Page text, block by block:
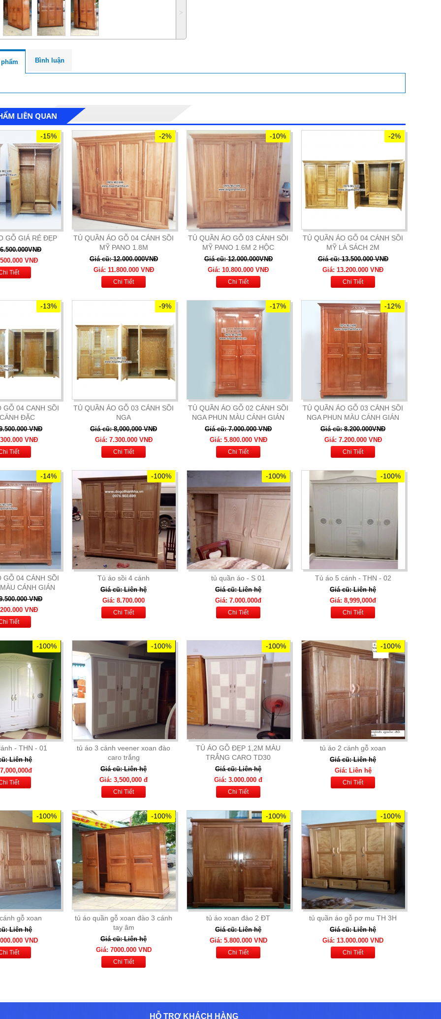
˃
Bình luận
LIÊN QUAN
-15%
GỖ GIÁ RẺ ĐẸP
VNĐ
Tiết
-2%
TỦ QUẦN ÁO GỖ 04 CÁNH SỒI
MỸ PANO 1.8M
Giá cũ: 12.000.000VNĐ
Giá: 11.800.000 VNĐ
Chi Tiết
-10%
TỦ QUẦN ÁO GỖ 03 CÁNH SỒI
MỸ PANO 1.6M 2 HỘC
Giá cũ: 12.000.000VNĐ
Giá: 10.800.000 VNĐ
Chi Tiết
-2%
TỦ QUẦN ÁO GỖ 04 CÁNH SỒI
MỸ LÁ SÁCH 2M
Giá cũ: 13.500.000 VNĐ
Giá: 13.200.000 VNĐ
Chi Tiết
-13%
GỖ 04 CANH SỒI
ĐẶC
VNĐ
VNĐ
Tiết
-9%
TỦ QUẦN ÁO GỖ 03 CÁNH SỒI
NGA
Giá cũ: 8,000,000 VNĐ
Giá: 7.300.000 VNĐ
Chi Tiết
-17%
TỦ QUẦN ÁO GỖ 02 CÁNH SỒI
NGA PHUN MÀU CÁNH GIÁN
Giá cũ: 7.000.000 VNĐ
Giá: 5.800.000 VNĐ
Chi Tiết
-12%
TỦ QUẦN ÁO GỖ 03 CÁNH SỒI
NGA PHUN MÀU CÁNH GIÁN
Giá cũ: 8.200.000VNĐ
Giá: 7.200.000 VNĐ
Chi Tiết
-14%
GỖ 04 CÁNH SỒI
CÁNH GIÁN
VNĐ
VNĐ
Tiết
-100%
Tủ áo sồi 4 cánh
Giá cũ: Liên hệ
Giá: 8.700.000
Chi Tiết
-100%
tủ quần áo - S 01
Giá cũ: Liên hệ
Giá: 7.000.000đ
Chi Tiết
-100%
Tủ áo 5 cánh - THN - 02
Giá cũ: Liên hệ
Giá: 8,999,000đ
Chi Tiết
-100%
- THN - 01
Liên hệ
Tiết
-100%
tủ áo 3 cánh veener xoan đào
caro trắng
Giá cũ: Liên hệ
Giá: 3,500,000 đ
Chi Tiết
-100%
TỦ ÁO GỖ ĐẸP 1,2M MÀU
TRẮNG CARO TD30
Giá cũ: Liên hệ
Giá: 3.000.000 đ
Chi Tiết
-100%
tủ áo 2 cánh gỗ xoan
Giá cũ: Liên hệ
Giá: Liên hệ
Chi Tiết
-100%
gỗ xoan
Liên hệ
VND
Tiết
-100%
tủ áo quần gỗ xoan đào 3 cánh
tay âm
Giá cũ: Liên hệ
Giá: 7000.000 VND
Chi Tiết
-100%
tủ áo xoan đào 2 ĐT
Giá cũ: Liên hệ
Giá: 5.800.000 VND
Chi Tiết
-100%
tủ quần áo gỗ pơ mu TH 3H
Giá cũ: Liên hệ
Giá: 13.000.000 VND
Chi Tiết
HỖ TRỢ KHÁCH HÀNG